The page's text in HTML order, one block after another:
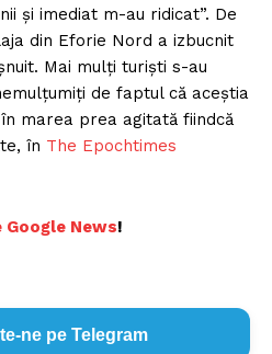
şi imediat m-au ridicat”. De
din Eforie Nord a izbucnit
Mai mulţi turişti s-au
de faptul că aceştia
marea prea agitată fiindcă
în The Epochtimes
Google News!
ne pe Telegram